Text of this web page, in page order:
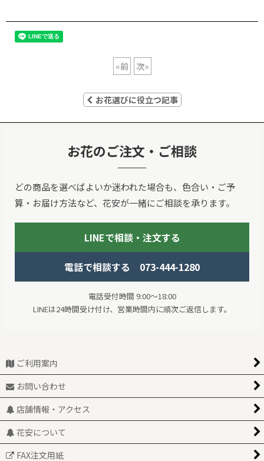
«前 次»
お花選びに役立つ記事
お花のご注文・ご相談
どの商品を選べばよいか迷われた場合も、色合い・ご予
算・お届け方法など、花安が一緒にご相談を承ります。
LINEで相談・注文する
電話で相談する 073-444-1280
電話受付時間 9:00～18:00
LINEは24時間受け付け、営業時間内に順次ご返信します。
ご利用案内
お問い合わせ
店舗情報・アクセス
花安について
FAX注文用紙